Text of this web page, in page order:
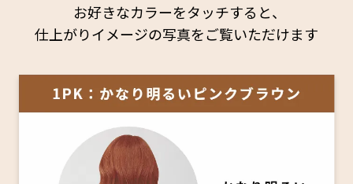
お好きなカラーをタッチすると、
仕上がりイメージの写真をご覧いただけます